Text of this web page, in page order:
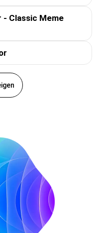
- Classic Meme